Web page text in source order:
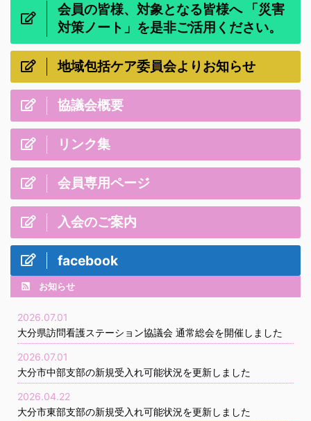
会員の皆様、対象となる皆様へ 「災害
対策ノート」を是非ご活用ください。
地域包括ケア委員会よりお知らせ
協議会概要
リンク集
会員専用ページ
入会のご案内
facebook
お知らせ
2026.07.01
大分県訪問看護ステーション協議会 通常総会を開催しました
2026.07.01
大分市中部支部の新規受入れ可能状況を更新しました
2026.04.22
大分市東部支部の新規受入れ可能状況を更新しました